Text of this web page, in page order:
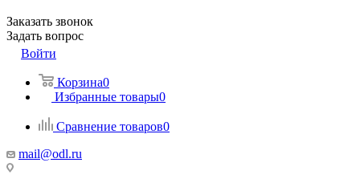
Заказать звонок
Задать вопрос
Войти
Корзина0
Избранные товары0
Сравнение товаров0
mail@odl.ru